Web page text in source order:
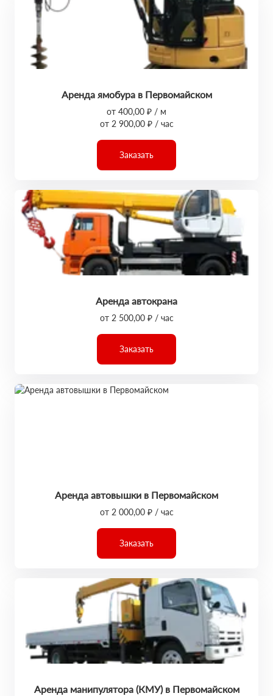
Аренда ямобура в Первомайском
от 400,00 ₽ / м
от 2 900,00 ₽ / час
Заказать
Аренда автокрана
от 2 500,00 ₽ / час
Заказать
Аренда автовышки в Первомайском
от 2 000,00 ₽ / час
Заказать
Аренда манипулятора (КМУ) в Первомайском